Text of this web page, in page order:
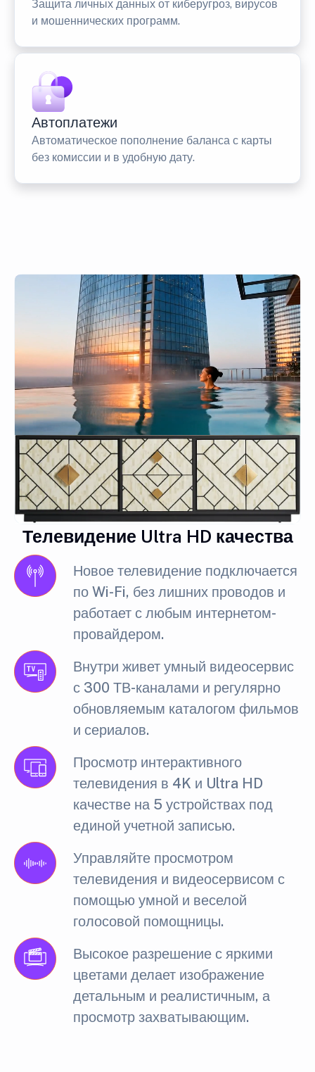
Защита личных данных от киберугроз, вирусов
и мошеннических программ.
Автоплатежи
Автоматическое пополнение баланса с карты
без комиссии и в удобную дату.
Телевидение Ultra HD качества
Новое телевидение подключается
по Wi-Fi, без лишних проводов и
работает с любым интернетом-
провайдером.
Внутри живет умный видеосервис
с 300 ТВ-каналами и регулярно
обновляемым каталогом фильмов
и сериалов.
Просмотр интерактивного
телевидения в 4K и Ultra HD
качестве на 5 устройствах под
единой учетной записью.
Управляйте просмотром
телевидения и видеосервисом с
помощью умной и веселой
голосовой помощницы.
Высокое разрешение с яркими
цветами делает изображение
детальным и реалистичным, а
просмотр захватывающим.